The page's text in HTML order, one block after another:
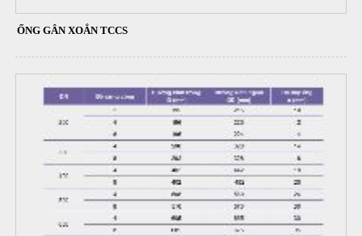
ỐNG GÂN XOẮN TCCS